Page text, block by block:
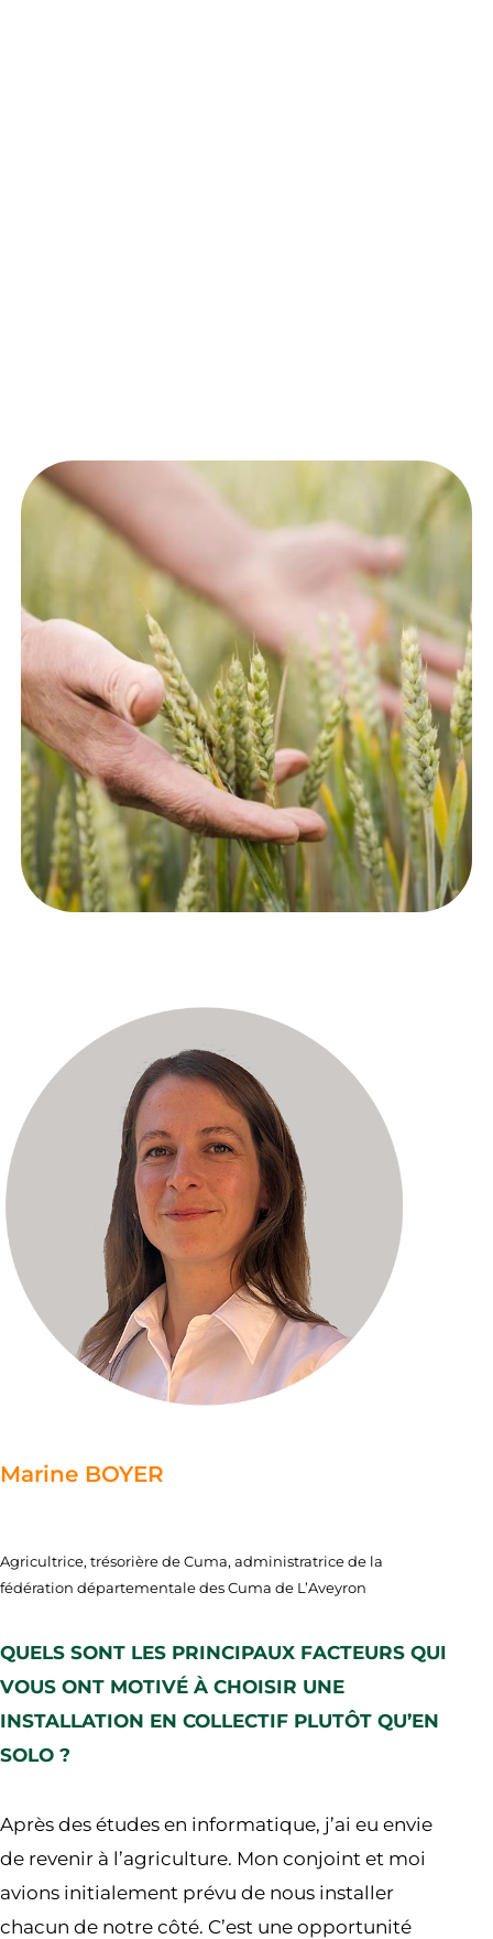
Marine BOYER
Agricultrice, trésorière de Cuma, administratrice de la
fédération départementale des Cuma de L’Aveyron
QUELS SONT LES PRINCIPAUX FACTEURS QUI
VOUS ONT MOTIVÉ À CHOISIR UNE
INSTALLATION EN COLLECTIF PLUTÔT QU’EN
SOLO ?
Après des études en informatique, j’ai eu envie
de revenir à l’agriculture. Mon conjoint et moi
avions initialement prévu de nous installer
chacun de notre côté. C’est une opportunité